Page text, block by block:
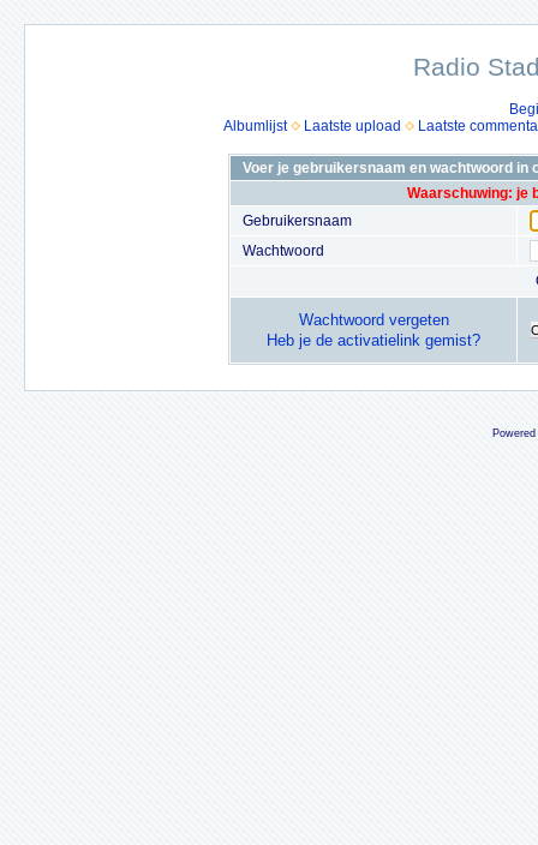
Radio
Albumlijst
Laatste upload Laatste
Voer je gebruikersnaam en wachtwoord in
Waarschuwing: je
Gebruikersnaam
Wachtwoord
Wachtwoord vergeten
Heb je de activatielink gemist?